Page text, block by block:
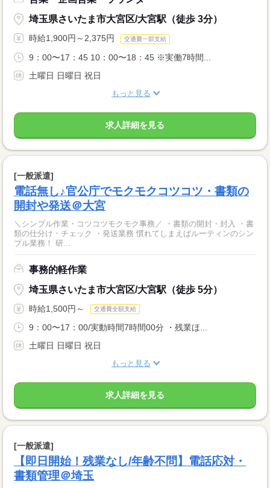
埼玉県さいたま市大宮区/大宮駅（徒歩 3分）
時給1,900円～2,375円 交通費一部支給
9：00〜17：45 10：00〜18：45 ※実働7時間...
土曜日 日曜日 祝日
もっと見る
求人詳細を見る
[一般派遣]
電話無し♪官公庁でモクモクコツコツ・書類の
開封や発送＠大宮
＼シンプル作業・コツコツモクモク事務／ ・書類の開封・封入 ・書
類の仕分け・チェック ・発送業務 慣れてしまえばルーティンのシン
プル業務！ 研...
事務的軽作業
埼玉県さいたま市大宮区/大宮駅（徒歩 5分）
時給1,500円～ 交通費全額支給
9：00〜17：00/実動時間7時間00分 ・残業ほ...
土曜日 日曜日 祝日
もっと見る
求人詳細を見る
[一般派遣]
【即日開始！残業なし/年齢不問】電話応対・
書類管理＠埼玉